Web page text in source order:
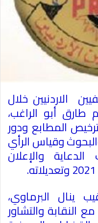
الاردنيين خلال
طارق أبو الراغب،
المطابع ودور
وقياس الرأي
والإعلان
.
ينال البرماوي،
النقابة والتشاور